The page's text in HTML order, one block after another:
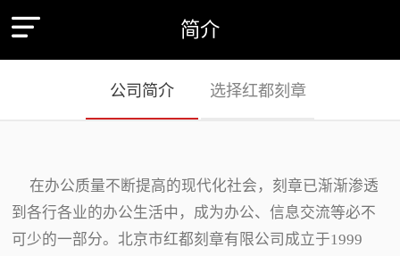
简介
公司简介 选择红都刻章
在办公质量不断提高的现代化社会，刻章已渐渐渗透
到各行各业的办公生活中，成为办公、信息交流等必不
可少的一部分。北京市红都刻章有限公司成立于1999